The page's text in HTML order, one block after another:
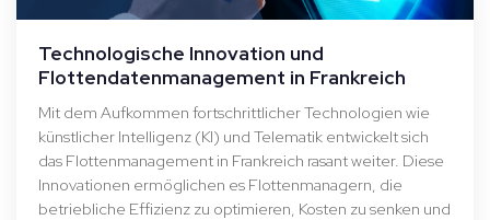
Technologische Innovation und
Flottendatenmanagement in Frankreich
Mit dem Aufkommen fortschrittlicher Technologien wie
künstlicher Intelligenz (KI) und Telematik entwickelt sich
das Flottenmanagement in Frankreich rasant weiter. Diese
Innovationen ermöglichen es Flottenmanagern, die
betriebliche Effizienz zu optimieren, Kosten zu senken und